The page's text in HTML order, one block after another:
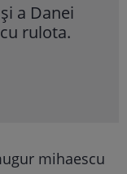
a Danei
rulota.
mihaescu